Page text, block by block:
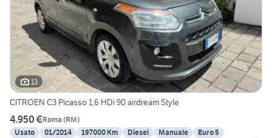
13
CITROEN C3 Picasso 1.6 HDi 90 airdream Style
4.950 €Roma (RM)
Usato
01/2014 197000 Km Diesel Manuale
Euro 5